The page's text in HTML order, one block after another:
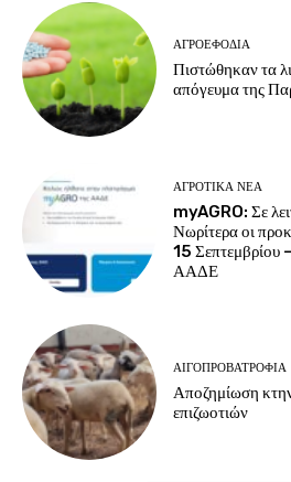
ΑΓΡΟΕΦΌΔΙΑ
Πιστώθηκαν τα
απόγευμα της
ΑΓΡΟΤΙΚΆ ΝΈΑ
myAGRO: Σε
Νωρίτερα οι
15 Σεπτεμβρίου
ΑΑΔΕ
ΑΙΓΟΠΡΟΒΑΤΡΟΦΊΑ
Αποζημίωση
επιζωοτιών